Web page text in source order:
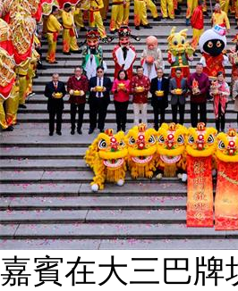
嘉賓在大三巴牌